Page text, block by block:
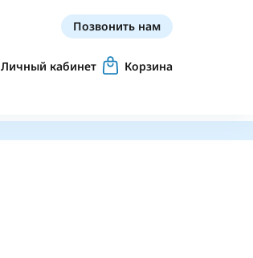
Позвонить нам
Личный кабинет Корзина